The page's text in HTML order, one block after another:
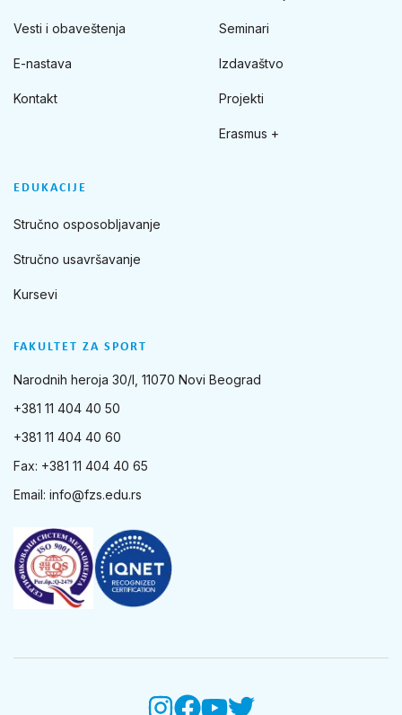
FAKULTET ZA SPORT
Narodnih heroja 30/I, 11070 Novi Beograd
+381 11 404 40 50
+381 11 404 40 60
Fax: +381 11 404 40 65
Email: info@fzs.edu.rs
Vesti i obaveštenja
E-nastava
Kontakt
Seminari
Izdavaštvo
Projekti
Erasmus +
EDUKACIJE
Stručno osposobljavanje
Stručno usavršavanje
Kursevi